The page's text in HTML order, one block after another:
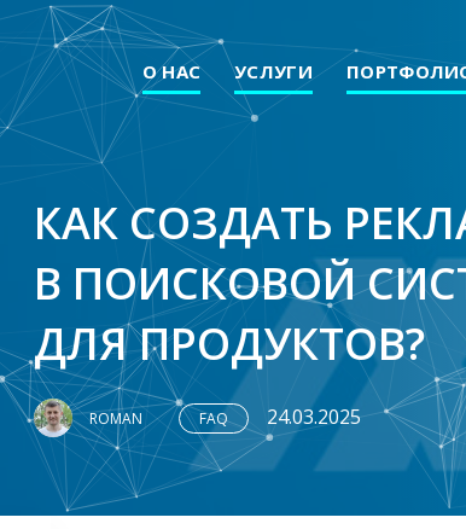
О НАС УСЛУГИ
КАК СОЗДАТЬ
В ПОИСКОВОЙ
ДЛЯ ПРОДУКТОВ?
ROMAN FAQ 24.03.2025